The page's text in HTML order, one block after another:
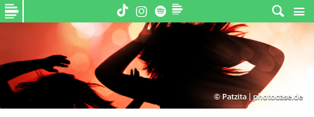
©Patzita | photocase.de